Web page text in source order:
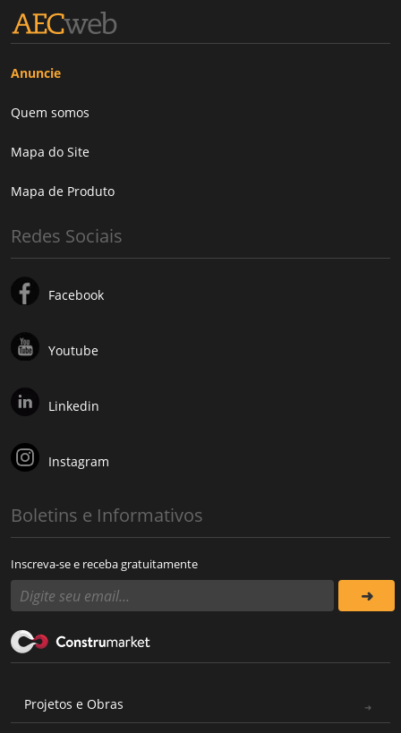
Anuncie
Quem somos
Mapa do Site
Mapa de Produto
Redes Sociais
Facebook
Youtube
Linkedin
Instagram
Boletins e Informativos
Inscreva-se e receba gratuitamente
Projetos e Obras